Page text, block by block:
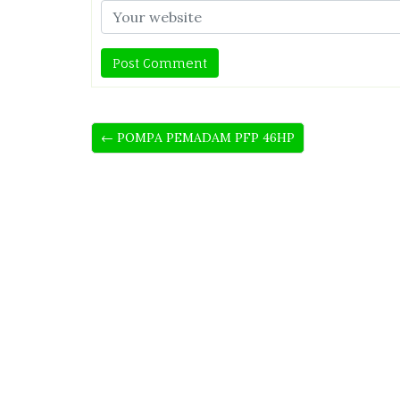
← POMPA PEMADAM PFP 46HP